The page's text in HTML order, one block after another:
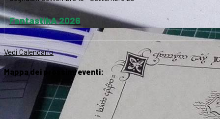
FantastikA 2026
Vedi Calendario
Mappa dei prossimi eventi: